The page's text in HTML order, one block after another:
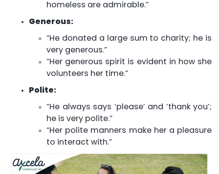
homeless are admirable.”
Generous:
“He donated a large sum to charity; he is
very generous.”
“Her generous spirit is evident in how she
volunteers her time.”
Polite:
“He always says ‘please’ and ‘thank you’;
he is very polite.”
“Her polite manners make her a pleasure
to interact with.”